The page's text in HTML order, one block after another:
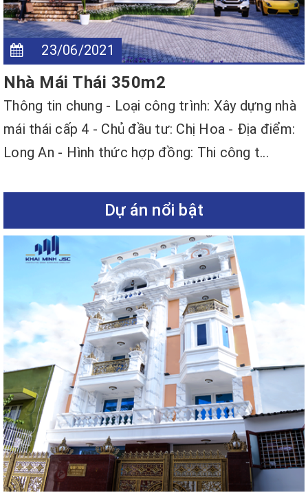
23/06/2021
Nhà Mái Thái 350m2
Thông tin chung - Loại công trình: Xây dựng nhà
mái thái cấp 4 - Chủ đầu tư: Chị Hoa - Địa điểm:
Long An - Hình thức hợp đồng: Thi công t...
Dự án nổi bật